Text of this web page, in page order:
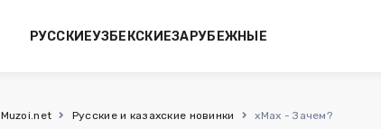
РУССКИЕУЗБЕКСКИЕЗАРУБЕЖНЫЕ
Muzoi.net Русские и казахские новинки xMax - Зачем?